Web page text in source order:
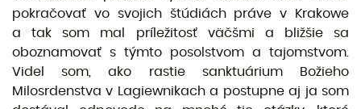
pokračovať vo svojich štúdiách práve v Krakowe
a tak som mal príležitosť väčšmi a bližšie sa
oboznamovať s týmto posolstvom a tajomstvom.
Videl som, ako rastie sanktuárium Božieho
Milosrdenstva v Lagiewnikach a postupne aj ja som